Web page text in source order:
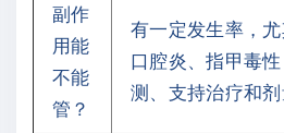
副作
用能
不能
管？
有一定发生率，尤
口腔炎、指甲毒
测、支持治疗和